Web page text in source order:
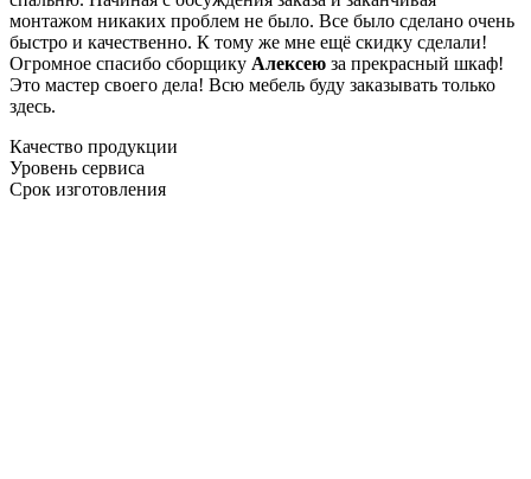
монтажом никаких проблем не было. Все было сделано очень
быстро и качественно. К тому же мне ещё скидку сделали!
Огромное спасибо сборщику Алексею за прекрасный шкаф!
Это мастер своего дела! Всю мебель буду заказывать только
здесь.
Качество продукции
Уровень сервиса
Срок изготовления